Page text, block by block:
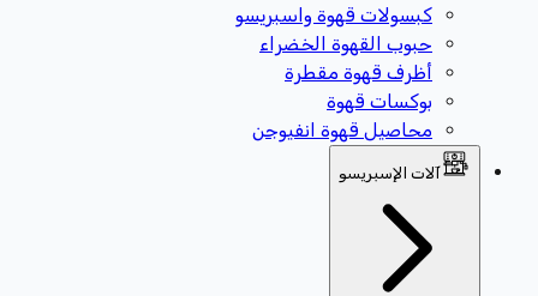
كبسولات قهوة واسبريسو
حبوب القهوة الخضراء
أظرف قهوة مقطرة
بوكسات قهوة
محاصيل قهوة انفيوجن
آلات الإسبريسو